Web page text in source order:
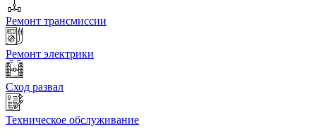
Ремонт трансмиссии
Ремонт электрики
Сход развал
Техническое обслуживание